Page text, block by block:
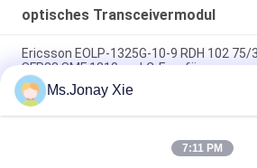
optisches Transceivermodul
Ericsson EOLP-1325G-10-9 RDH 102 75/
SFP28 SMF 1310nm LC-Empfänger
Kohärentes FTLF8546P5BCV 850NM
10GE-
FINISAR FTLX1471D3BCL SFP+ 10Gb/s
Ms.Jonay Xie
7:11 PM